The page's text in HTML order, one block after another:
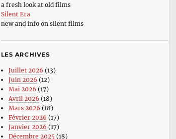
a fresh look at old films
Silent Era
new and info on silent films
LES ARCHIVES
Juillet 2026 (13)
Juin 2026 (12)
Mai 2026 (17)
Avril 2026 (18)
Mars 2026 (18)
Février 2026 (17)
Janvier 2026 (17)
Décembre 2025(18)